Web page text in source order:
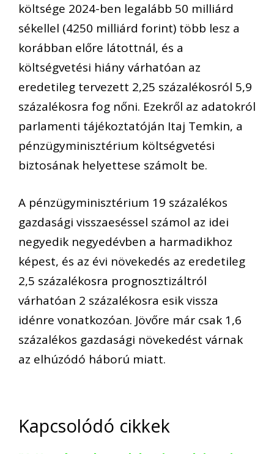
költsége 2024-ben legalább 50 milliárd
sékellel (4250 milliárd forint) több lesz a
korábban előre látottnál, és a
költségvetési hiány várhatóan az
eredetileg tervezett 2,25 százalékosról 5,9
százalékosra fog nőni. Ezekről az adatokról
parlamenti tájékoztatóján Itaj Temkin, a
pénzügyminisztérium költségvetési
biztosának helyettese számolt be.
A pénzügyminisztérium 19 százalékos
gazdasági visszaeséssel számol az idei
negyedik negyedévben a harmadikhoz
képest, és az évi növekedés az eredetileg
2,5 százalékosra prognosztizáltról
várhatóan 2 százalékosra esik vissza
idénre vonatkozóan. Jövőre már csak 1,6
százalékos gazdasági növekedést várnak
az elhúzódó háború miatt.
Kapcsolódó cikkek